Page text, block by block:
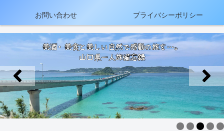
お問い合わせ プライバシーポリシー